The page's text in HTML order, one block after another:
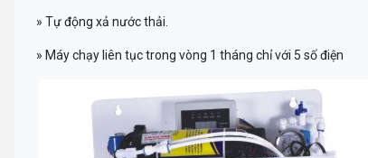
» Tự động xả nước thải.
» Máy chạy liên tục trong vòng 1 tháng chỉ với 5 số điện